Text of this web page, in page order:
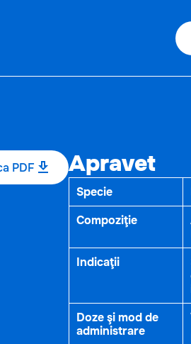
PDF Apravet
Specie
Compoziţie
Indicaţii
Doze şi mod de
administrare